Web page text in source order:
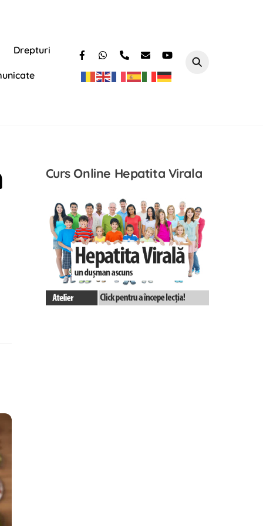
Drepturi
Curs Online Hepatita Virala